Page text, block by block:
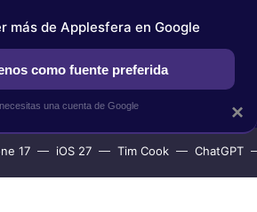
APPLESFERA SELECCIÓN
17 iOS 27 Tim Cook ChatGPT
×
más de Applesfera en Google
como fuente preferida
una cuenta de Google